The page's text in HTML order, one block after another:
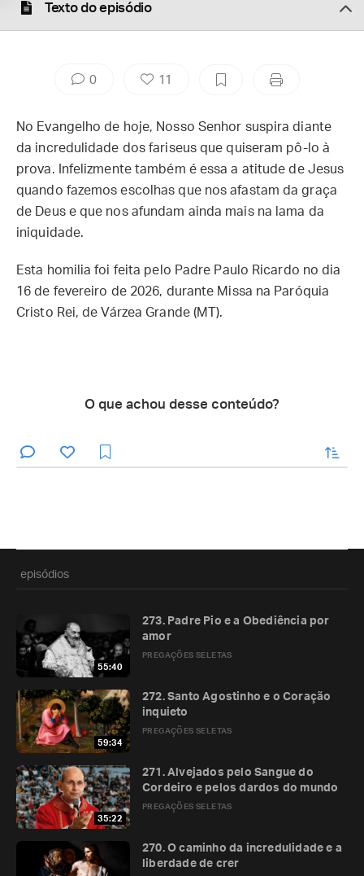
Texto do episódio
0 11
No Evangelho de hoje, Nosso Senhor suspira diante
da incredulidade dos fariseus que quiseram pô-lo à
prova. Infelizmente também é essa a atitude de Jesus
quando fazemos escolhas que nos afastam da graça
de Deus e que nos afundam ainda mais na lama da
iniquidade.
Esta homilia foi feita pelo Padre Paulo Ricardo no dia
16 de fevereiro de 2026, durante Missa na Paróquia
Cristo Rei, de Várzea Grande (MT).
O que achou desse conteúdo?
enviar
episódios
55:40
PREGAÇÕES SELETAS
273. Padre Pio e a Obediência por
amor
59:34
PREGAÇÕES SELETAS
272. Santo Agostinho e o Coração
inquieto
35:22
PREGAÇÕES SELETAS
271. Alvejados pelo Sangue do
Cordeiro e pelos dardos do mundo
270. O caminho da incredulidade e a
liberdade de crer